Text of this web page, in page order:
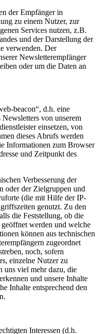
der Empfänger in
zu einem Nutzer, zur
Services nutzen, z.B.
und der Darstellung der
verwenden. Der
Newsletterempfänger
oder um die Daten an
beacon“, d.h. eine
von unserem
einsetzen, von
dieses Abrufs werden
Informationen zum Browser
und Zeitpunkt des
Verbesserung der
oder der Zielgruppen und
(die mit Hilfe der IP-
genutzt. Zu den
die Feststellung, ob die
werden und welche
können aus technischen
zugeordnet
noch, sofern
einzelne Nutzer zu
uns viel mehr dazu, die
und unsere Inhalte
Inhalte entsprechend den
Interessen (d.h.